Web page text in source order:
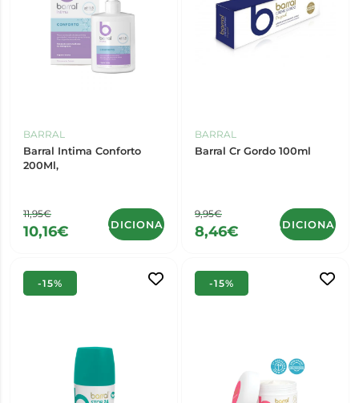
BARRAL
Barral Intima Conforto
200Ml,
11,95€
10,16€ ADICIONAR
BARRAL
Barral Cr Gordo 100ml
9,95€
8,46€ ADICIONAR
-15% -15%